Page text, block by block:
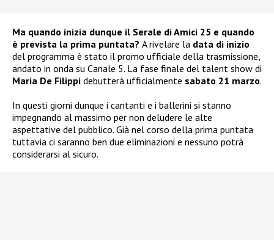
Ma quando inizia dunque il Serale di Amici 25 e quando
è prevista la prima puntata? A rivelare la data di inizio
del programma è stato il promo ufficiale della trasmissione,
andato in onda su Canale 5. La fase finale del talent show di
Maria De Filippi debutterà ufficialmente sabato 21 marzo.
In questi giorni dunque i cantanti e i ballerini si stanno
impegnando al massimo per non deludere le alte
aspettative del pubblico. Già nel corso della prima puntata
tuttavia ci saranno ben due eliminazioni e nessuno potrà
considerarsi al sicuro.